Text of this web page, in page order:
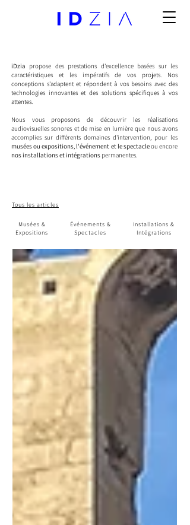
iDzia propose des prestations d'excellence basées sur les
caractéristiques et les impératifs de vos projets. Nos
conceptions s'adaptent et répondent à vos besoins avec des
technologies innovantes et des solutions spécifiques à vos
attentes.
Nous vous proposons de découvrir les réalisations
audiovisuelles sonores et de mise en lumière que nous avons
accomplies sur différents domaines d'intervention, pour les
musées ou expositions, l'événement et le spectacleou encore
nos installations et intégrations permanentes.
Tous les articles
Musées &
Expositions
Événements &
Spectacles
Installations &
Intégrations